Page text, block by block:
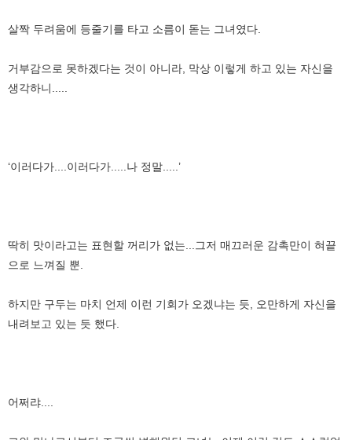
살짝 두려움에 등줄기를 타고 소름이 돋는 그녀였다.
거부감으로 못하겠다는 것이 아니라, 막상 이렇게 하고 있는 자신을
생각하니.....
‘이러다가....이러다가.....나 정말.....’
딱히 맛이라고는 표현할 꺼리가 없는...그저 매끄러운 감촉만이 혀끝
으로 느껴질 뿐.
하지만 구두는 마치 언제 이런 기회가 오겠냐는 듯, 오만하게 자신을
내려보고 있는 듯 했다.
어쩌랴....